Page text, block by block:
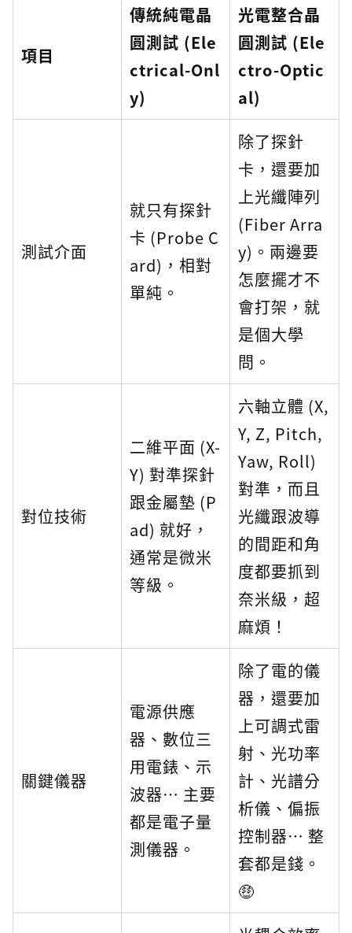
項目
傳統純電晶
圓測試 (Ele
ctrical-Onl
y)
光電整合晶
圓測試 (Ele
ctro-Optic
al)
測試介面
就只有探針
卡 (Probe C
ard)，相對
單純。
除了探針
卡，還要加
上光纖陣列
(Fiber Arra
y)。兩邊要
怎麼擺才不
會打架，就
是個大學
問。
對位技術
二維平面 (X-
Y) 對準探針
跟金屬墊 (P
ad) 就好，
通常是微米
等級。
六軸立體 (X,
Y, Z, Pitch,
Yaw, Roll)
對準，而且
光纖跟波導
的間距和角
度都要抓到
奈米級，超
麻煩！
關鍵儀器
電源供應
器、數位三
用電錶、示
波器… 主要
都是電子量
測儀器。
除了電的儀
器，還要加
上可調式雷
射、光功率
計、光譜分
析儀、偏振
控制器… 整
套都是錢。
🤑